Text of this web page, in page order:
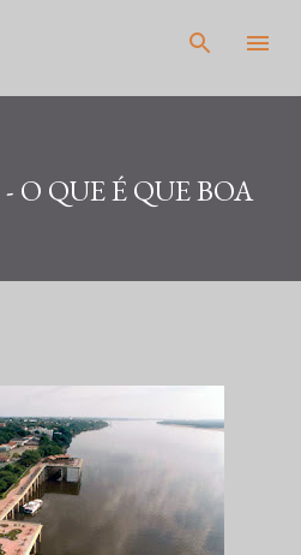
O QUE É QUE BOA